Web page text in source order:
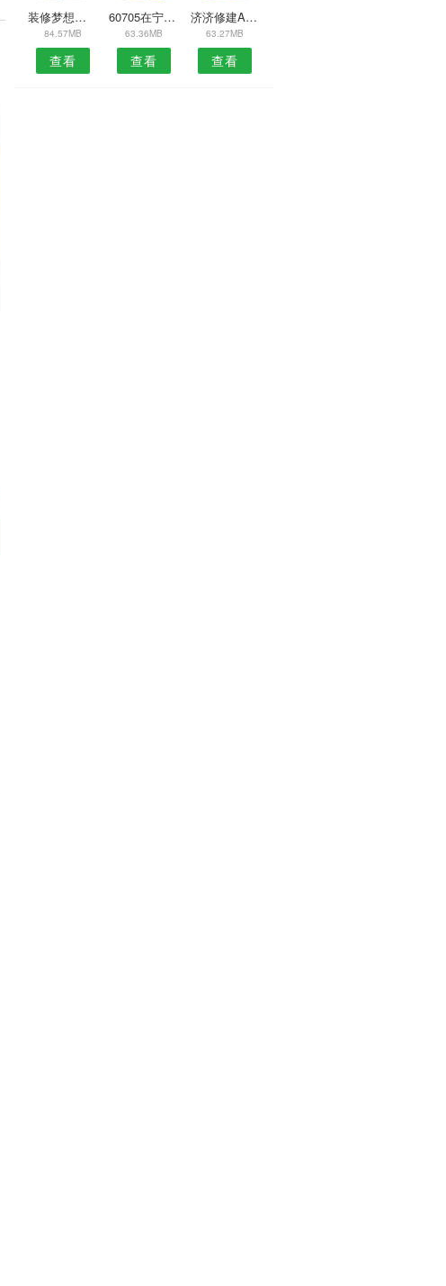
装修梦想家APP
84.57MB
查看
60705在宁波APP
63.36MB
查看
济济修建APP
63.27MB
查看